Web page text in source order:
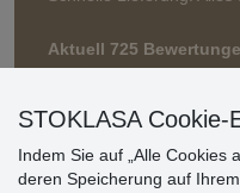
Aktuell 725
STOKLASA Cookie-
Indem Sie auf „Alle Cookies
deren Speicherung auf